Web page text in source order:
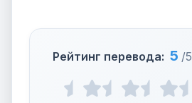
Рейтинг перевода: 5 /5